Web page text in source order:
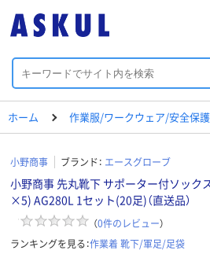
ホーム 作業服/ワークウェア/安全保
小野商事 ブランド： エースグローブ
小野商事 先丸靴下 サポーター付ソック
×5) AG280L 1セット(20足)（直送品）
（0件のレビュー）
ランキングを見る：作業着 靴下/軍足/足袋